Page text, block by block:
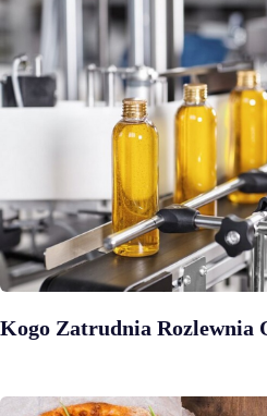
Kogo Zatrudnia Rozlewnia